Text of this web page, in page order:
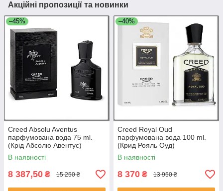
Акційні пропозиції та новинки
–45%
Creed Absolu Aventus
парфумована вода 75 ml.
(Крід Абсолю Авентус)
В наявності
8 387,50 ₴ 15 250 ₴
–40%
Creed Royal Oud
парфумована вода 100 ml.
(Крид Рояль Оуд)
В наявності
8 370 ₴ 13 950 ₴